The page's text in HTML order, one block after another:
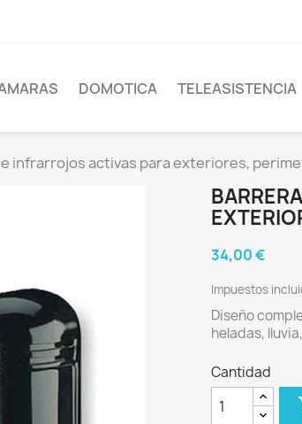
DOMOTICA TELEASISTENCIA
infrarrojos activas para exteriores,
34,00 €
Impuestos
Diseño
heladas,
Cantidad